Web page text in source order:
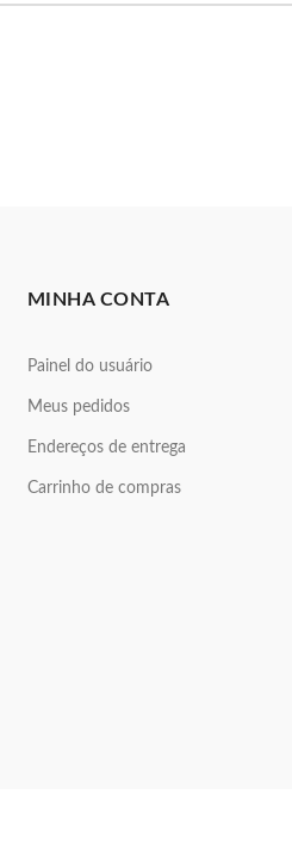
MINHA CONTA
Painel do usuário
Meus pedidos
Endereços de entrega
Carrinho de compras